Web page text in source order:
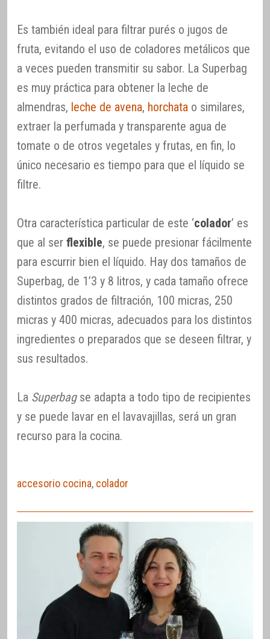
Es también ideal para filtrar purés o jugos de
fruta, evitando el uso de coladores metálicos que
a veces pueden transmitir su sabor. La Superbag
es muy práctica para obtener la leche de
almendras, leche de avena, horchata o similares,
extraer la perfumada y transparente agua de
tomate o de otros vegetales y frutas, en fin, lo
único necesario es tiempo para que el líquido se
filtre.
Otra característica particular de este ‘colador’ es
que al ser flexible, se puede presionar fácilmente
para escurrir bien el líquido. Hay dos tamaños de
Superbag, de 1’3 y 8 litros, y cada tamaño ofrece
distintos grados de filtración, 100 micras, 250
micras y 400 micras, adecuados para los distintos
ingredientes o preparados que se deseen filtrar, y
sus resultados.
La Superbagse adapta a todo tipo de recipientes
y se puede lavar en el lavavajillas, será un gran
recurso para la cocina.
accesorio cocina, colador